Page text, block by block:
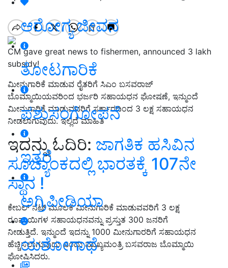
ಆರೋಗ್ಯ ಜೀವನ
ತೋಟಗಾರಿಕೆ
ಪಶುಸಂಗೋಪನೆ
ಇತರೆ
ಅಗ್ರಿಪೀಡಿಯಾ
ಯಶೋಗಾಥೆ
CM gave great news to fishermen, announced 3 lakh
subsidy!
ಮೀನುಗಾರಿಕೆ ಮಾಡುವ ರೈತರಿಗೆ ಸಿಎಂ ಬಸವರಾಜ್‌
ಬೊಮ್ಮಾಯಿಯವರಿಂದ ಭರ್ಜರಿ ಸಹಾಯಧನ ಘೋಷಣೆ, ಇನ್ಮುಂದೆ
ಮೀನುಗಾರಿಕೆ ಮಾಡುವವರಿಗೆ ಸರ್ಕಾರದಿಂದ 3 ಲಕ್ಷ ಸಹಾಯಧನ
ನೀಡಲಾಗುವುದು. ಇಲ್ಲಿದೆ ಮಾಹಿತಿ
ಇದನ್ನು ಓದಿರಿ: ಜಾಗತಿಕ ಹಸಿವಿನ
ಸೂಚ್ಯಾಂಕದಲ್ಲಿ ಭಾರತಕ್ಕೆ 107ನೇ
ಸ್ಥಾನ !
ಕೇಬಲ್ ನೆಟ್ ಮೂಲಕ ಮೀನುಗಾರಿಕೆ ಮಾಡುವವರಿಗೆ 3 ಲಕ್ಷ
ರೂಪಾಯಿಗಳ ಸಹಾಯಧನವನ್ನು ಪ್ರಸ್ತುತ 300 ಜನರಿಗೆ
ನೀಡುತ್ತಿದೆ. ಇನ್ಮುಂದೆ ಇದನ್ನು 1000 ಮೀನುಗಾರರಿಗೆ ಸಹಾಯಧನ
ಹೆಚ್ಚಿಸಲಾಗುವುದು ಎಂದು ಮುಖ್ಯಮಂತ್ರಿ ಬಸವರಾಜ ಬೊಮ್ಮಾಯಿ
ಘೋಷಿಸಿದರು.